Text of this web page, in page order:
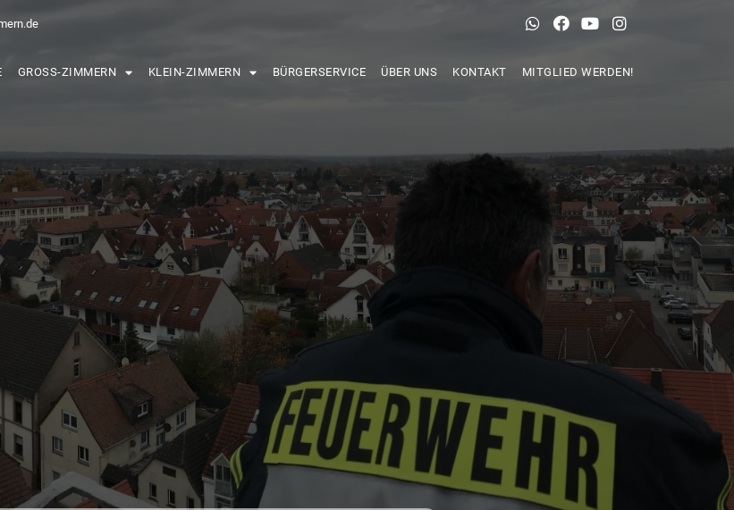
GROSS-ZIMMERN KLEIN-ZIMMERN BÜRGERSERVICE ÜBER UNS KONTAKT MITGLIED WERDEN!